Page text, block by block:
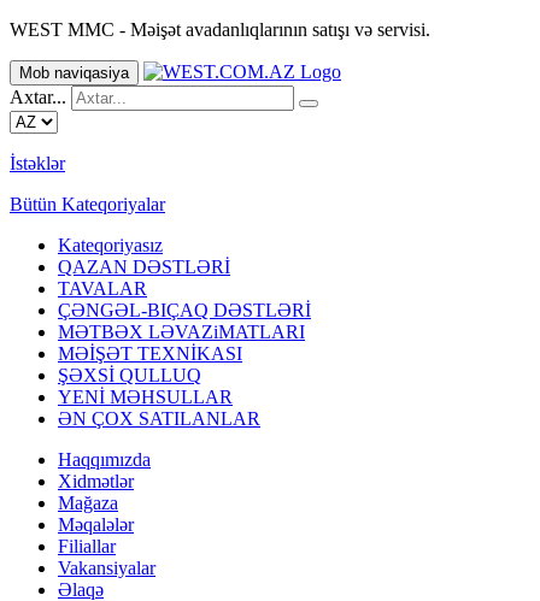
WEST MMC - Məişət avadanlıqlarının satışı və servisi.
Mob naviqasiya
Axtar...
İstəklər
Bütün Kateqoriyalar
Kateqoriyasız
QAZAN DƏSTLƏRİ
TAVALAR
ÇƏNGƏL-BIÇAQ DƏSTLƏRİ
MƏTBƏX LƏVAZiMATLARI
MƏİŞƏT TEXNİKASI
ŞƏXSİ QULLUQ
YENİ MƏHSULLAR
ƏN ÇOX SATILANLAR
Haqqımızda
Xidmətlər
Mağaza
Məqalələr
Filiallar
Vakansiyalar
Əlaqə